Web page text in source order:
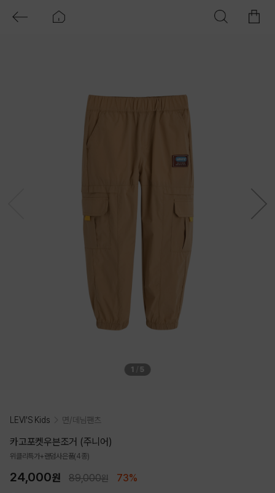
1 5
LEVI'S Kids 면/데님팬츠
카고포켓우븐조거 (주니어)
위클리특가+랜덤사은품(4종)
24,000원 89,000원 73%